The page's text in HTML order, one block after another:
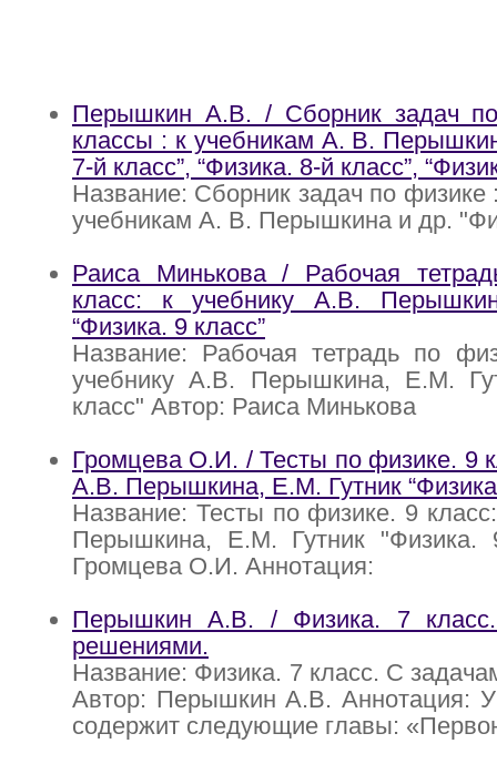
Перышкин А.В. / Сборник задач
классы : к учебникам А. В.
7-й класс”, “Физика. 8-й класс”,
Название: Сборник задач по физике
учебникам А. В. Перышкина и др.
Раиса Минькова / Рабочая
класс: к учебнику А.В.
“Физика. 9 класс”
Название: Рабочая тетрадь по
учебнику А.В. Перышкина, Е.М.
класс" Автор: Раиса Минькова
Громцева О.И. / Тесты по физике. 9
А.В. Перышкина, Е.М. Гутник
Название: Тесты по физике. 9
Перышкина, Е.М. Гутник "Физика.
Громцева О.И. Аннотация:
Перышкин А.В. / Физика. 7
решениями.
Название: Физика. 7 класс. С
Автор: Перышкин А.В. Аннотация:
содержит следующие главы: